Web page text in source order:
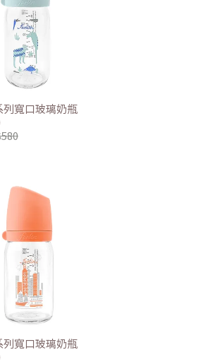
寬口玻璃奶瓶
寬口玻璃奶瓶